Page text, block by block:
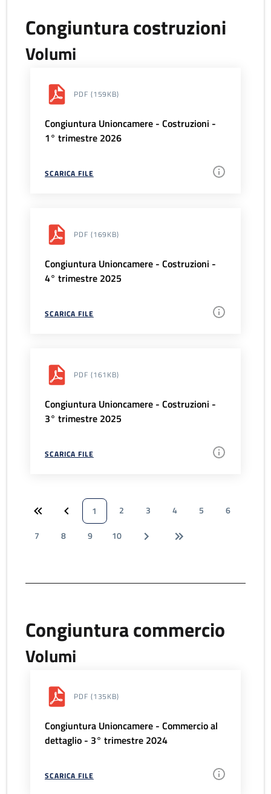
Congiuntura costruzioni
Volumi
PDF (159KB)
Congiuntura Unioncamere - Costruzioni -
1° trimestre 2026
SCARICA FILE
PDF (169KB)
Congiuntura Unioncamere - Costruzioni -
4° trimestre 2025
SCARICA FILE
PDF (161KB)
Congiuntura Unioncamere - Costruzioni -
3° trimestre 2025
SCARICA FILE
1 2 3 4 5
6
7
8 9 10
Congiuntura commercio
Volumi
PDF (135KB)
Congiuntura Unioncamere - Commercio al
dettaglio - 3° trimestre 2024
SCARICA FILE